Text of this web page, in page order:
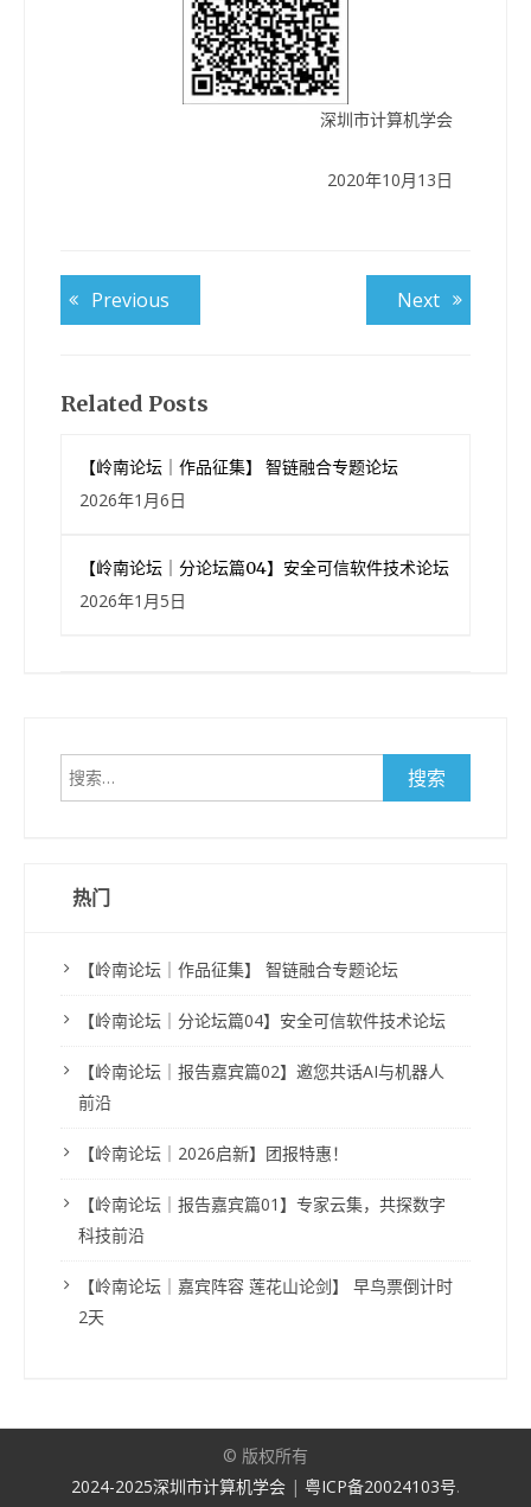
深圳市计算机学会
2020年10月13日
文
章
航
Previous NextNext
Related Posts
【岭南论坛｜作品征集】 智链融合专题论坛
2026年1月6日
【岭南论坛｜分论坛篇04】安全可信软件技术论坛
2026年1月5日
搜
索：
热门
【岭南论坛｜作品征集】 智链融合专题论坛
【岭南论坛｜分论坛篇04】安全可信软件技术论坛
【岭南论坛｜报告嘉宾篇02】邀您共话AI与机器人
前沿
【岭南论坛｜2026启新】团报特惠！
【岭南论坛｜报告嘉宾篇01】专家云集，共探数字
科技前沿
【岭南论坛｜嘉宾阵容 莲花山论剑】 早鸟票倒计时
2天
© 版权所有
2024-2025深圳市计算机学会 | 粤ICP备20024103号.